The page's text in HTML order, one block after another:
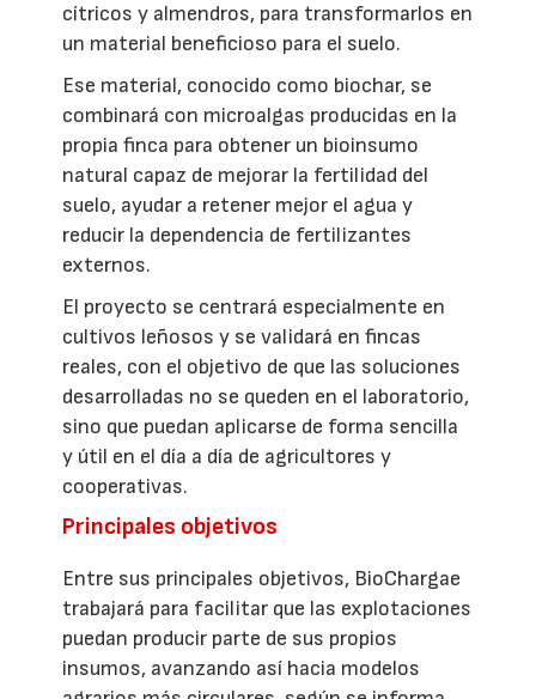
cítricos y almendros, para transformarlos en
un material beneficioso para el suelo.
Ese material, conocido como biochar, se
combinará con microalgas producidas en la
propia finca para obtener un bioinsumo
natural capaz de mejorar la fertilidad del
suelo, ayudar a retener mejor el agua y
reducir la dependencia de fertilizantes
externos.
El proyecto se centrará especialmente en
cultivos leñosos y se validará en fincas
reales, con el objetivo de que las soluciones
desarrolladas no se queden en el laboratorio,
sino que puedan aplicarse de forma sencilla
y útil en el día a día de agricultores y
cooperativas.
Principales objetivos
Entre sus principales objetivos, BioChargae
trabajará para facilitar que las explotaciones
puedan producir parte de sus propios
insumos, avanzando así hacia modelos